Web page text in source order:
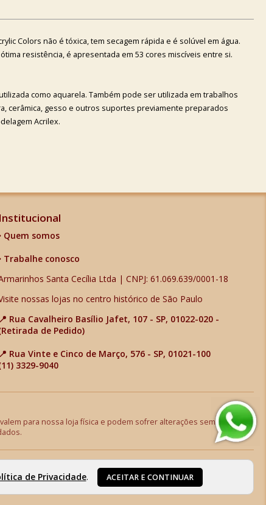
Colors não é tóxica, tem secagem rápida e é solúvel em água.
resistência, é apresentada em 53 cores miscíveis entre si.
como aquarela. Também pode ser utilizada em trabalhos
cerâmica, gesso e outros suportes previamente preparados
Acrilex.
Institucional
Quem somos
Trabalhe conosco
Santa Cecília Ltda | CNPJ: 61.069.639/0001-18
nossas lojas no centro histórico de São Paulo
📍 Rua Cavalheiro Basílio Jafet, 107 - SP, 01022-020 -
de Pedido)
📍 Rua Vinte e Cinco de Março, 576 - SP, 01021-100
3329-9040
para nossa loja física e podem sofrer alterações sem aviso
de Privacidade. ACEITAR E CONTINUAR